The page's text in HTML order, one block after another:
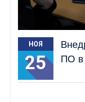
НОЯ
25
ПО в